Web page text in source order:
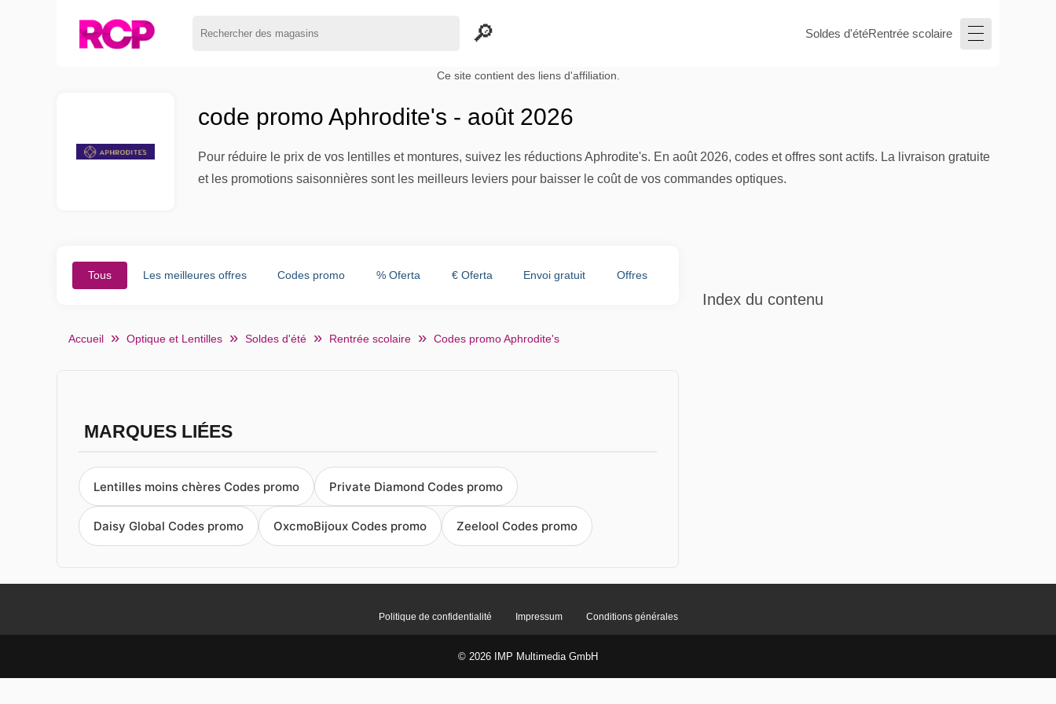
Soldes d'étéRentrée scolaire
Ce site contient des liens d'affiliation.
code promo Aphrodite's - août 2026
Pour réduire le prix de vos lentilles et montures, suivez les réductions Aphrodite's. En août 2026, codes et offres sont actifs. La livraison gratuite
et les promotions saisonnières sont les meilleurs leviers pour baisser le coût de vos commandes optiques.
Tous Les meilleures offres Codes promo % Oferta € Oferta Envoi gratuit Offres
Accueil Optique et Lentilles Soldes d'été Rentrée scolaire Codes promo Aphrodite's
MARQUES LIÉES
Lentilles moins chères Codes promo Private Diamond Codes promo
Daisy Global Codes promo OxcmoBijoux Codes promo Zeelool Codes promo
Index du contenu
Politique de confidentialité Impressum Conditions générales
© 2026 IMP Multimedia GmbH